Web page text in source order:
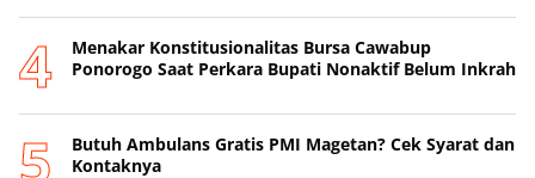
Menakar Konstitusionalitas Bursa Cawabup
Ponorogo Saat Perkara Bupati Nonaktif Belum Inkrah
Butuh Ambulans Gratis PMI Magetan? Cek Syarat dan
Kontaknya